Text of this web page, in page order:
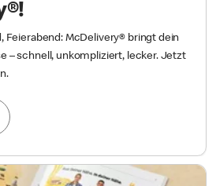
Feierabend: McDelivery® bringt dein
– schnell, unkompliziert, lecker. Jetzt